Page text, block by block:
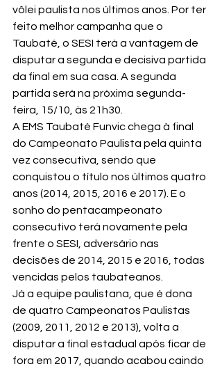
vôlei paulista nos últimos anos. Por ter
feito melhor campanha que o
Taubaté, o SESI terá a vantagem de
disputar a segunda e decisiva partida
da final em sua casa. A segunda
partida será na próxima segunda-
feira, 15/10, às 21h30.
A EMS Taubaté Funvic chega à final
do Campeonato Paulista pela quinta
vez consecutiva, sendo que
conquistou o título nos últimos quatro
anos (2014, 2015, 2016 e 2017). E o
sonho do pentacampeonato
consecutivo terá novamente pela
frente o SESI, adversário nas
decisões de 2014, 2015 e 2016, todas
vencidas pelos taubateanos.
Já a equipe paulistana, que é dona
de quatro Campeonatos Paulistas
(2009, 2011, 2012 e 2013), volta a
disputar a final estadual após ficar de
fora em 2017, quando acabou caindo